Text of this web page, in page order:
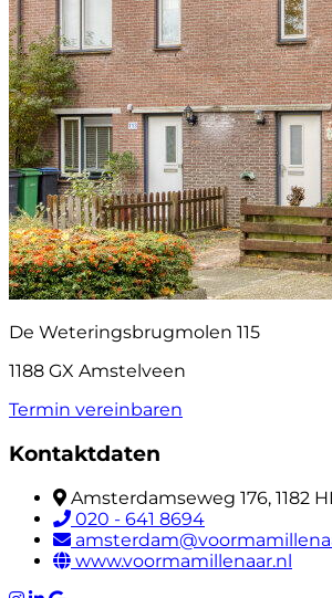
De Weteringsbrugmolen 115
1188 GX Amstelveen
Termin vereinbaren
Kontaktdaten
Amsterdamseweg 176, 1182
020 - 641 8694
www.voormamillenaar.nl